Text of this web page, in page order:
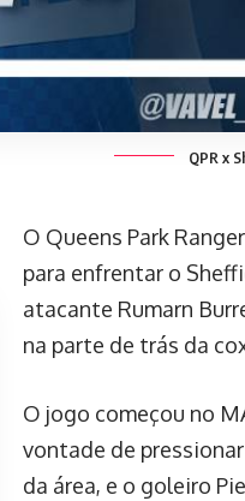
QPR x
O Queens Park
para enfrentar o
atacante Rumarn
na parte de trás da
O jogo começou no
vontade de
da área, e o goleiro